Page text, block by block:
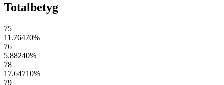
Totalbetyg
75
11.76470%
76
5.88240%
78
17.64710%
79